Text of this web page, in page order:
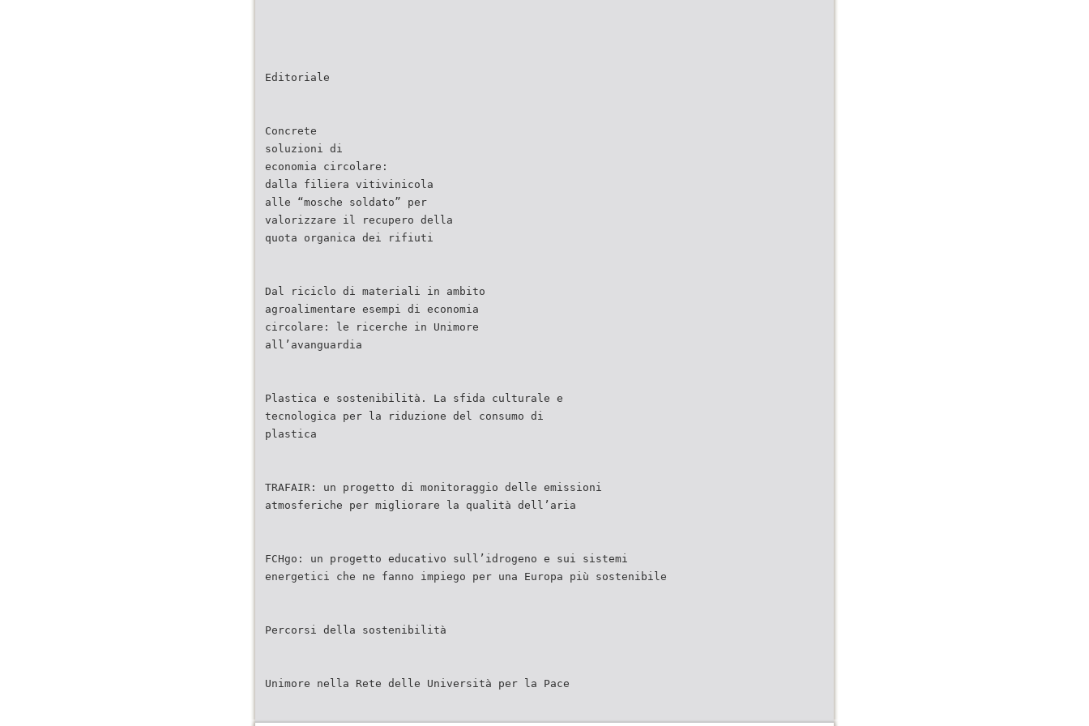
Editoriale
Concrete
soluzioni di
economia circolare:
dalla filiera vitivinicola
alle “mosche soldato” per
valorizzare il recupero della
quota organica dei rifiuti
Dal riciclo di materiali in ambito
agroalimentare esempi di economia
circolare: le ricerche in Unimore
all’avanguardia
Plastica e sostenibilità. La sfida culturale e
tecnologica per la riduzione del consumo di
plastica
TRAFAIR: un progetto di monitoraggio delle emissioni
atmosferiche per migliorare la qualità dell’aria
FCHgo: un progetto educativo sull’idrogeno e sui sistemi
energetici che ne fanno impiego per una Europa più sostenibile
Percorsi della sostenibilità
Unimore nella Rete delle Università per la Pace